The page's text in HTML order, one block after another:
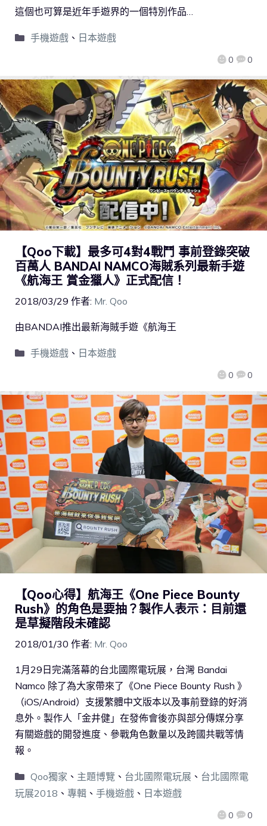
0 0
這個也可算是近年手遊界的一個特別作品…
手機遊戲、 日本遊戲
【Qoo下載】最多可4對4戰鬥 事前登錄突破
百萬人 BANDAI NAMCO海賊系列最新手遊
《航海王 賞金獵人》正式配信！
2018/03/29 作者: Mr. Qoo
0 0
由BANDAI推出最新海賊手遊《航海王
手機遊戲、 日本遊戲
【Qoo心得】航海王《One Piece Bounty
Rush》的角色是要抽？製作人表示：目前還
是草擬階段未確認
2018/01/30 作者: Mr. Qoo
0 0
1月29日完滿落幕的台北國際電玩展，台灣 Bandai
Namco 除了為大家帶來了《One Piece Bounty Rush 》
（iOS/Android）支援繁體中文版本以及事前登錄的好消
息外。製作人「金井健」在發佈會後亦與部分傳媒分享
有關遊戲的開發進度、參戰角色數量以及跨國共戰等情
報。
Qoo獨家 、 主題博覽 、 台北國際電玩展、 台北國際電
玩展2018 、 專輯 、 手機遊戲 、 日本遊戲